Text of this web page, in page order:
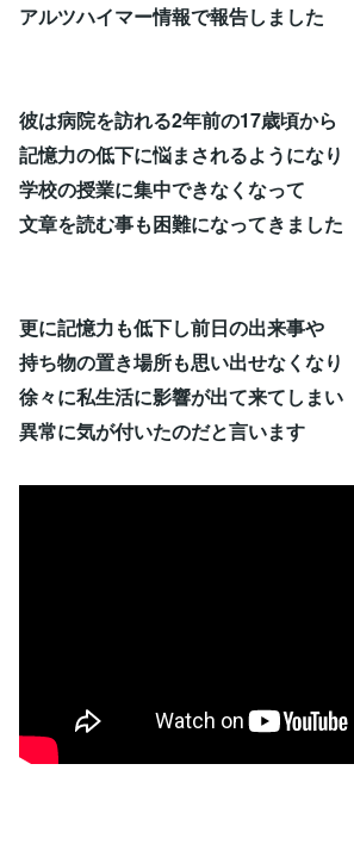
アルツハイマー情報で報告しました
彼は病院を訪れる2年前の17歳頃から
記憶力の低下に悩まされるようになり
学校の授業に集中できなくなって
文章を読む事も困難になってきました
更に記憶力も低下し前日の出来事や
持ち物の置き場所も思い出せなくなり
徐々に私生活に影響が出て来てしまい
異常に気が付いたのだと言います